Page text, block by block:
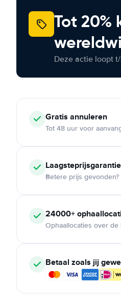
Tot 20%
Deze actie loopt
Gratis annuleren
Tot 48 uur voor
Laagsteprijsgarantie
Betere prijs
24000+
Ophaallocaties over de
Betaal zoals jij